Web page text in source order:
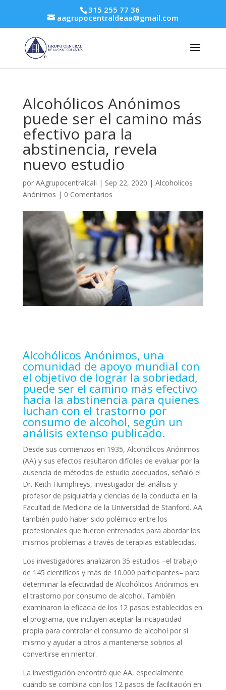
315 255 77 36
aagrupocentraldeaa@gmail.com
Alcohólicos Anónimos
puede ser el camino más
efectivo para la
abstinencia, revela
nuevo estudio
por AAgrupocentralcali | Sep 22, 2020 | Alcoholicos
Anónimos | 0 Comentarios
Alcohólicos Anónimos, una
comunidad de apoyo mundial con
el objetivo de lograr la sobriedad,
puede ser el camino más efectivo
hacia la abstinencia para quienes
luchan con el trastorno por
consumo de alcohol, según un
análisis extenso publicado.
Desde sus comienzos en 1935, Alcohólicos Anónimos
(AA) y sus efectos resultaron difíciles de evaluar por la
ausencia de métodos de estudio adecuados, señaló el
Dr. Keith Humphreys, investigador del análisis y
profesor de psiquiatría y ciencias de la conducta en la
Facultad de Medicina de la Universidad de Stanford. AA
también pudo haber sido polémico entre los
profesionales que fueron entrenados para abordar los
mismos problemas a través de terapias establecidas.
Los investigadores analizaron 35 estudios –el trabajo
de 145 científicos y más de 10.000 participantes– para
determinar la efectividad de Alcohólicos Anónimos en
el trastorno por consumo de alcohol. También
examinaron la eficacia de los 12 pasos establecidos en
el programa, que incluyen aceptar la incapacidad
propia para controlar el consumo de alcohol por sí
mismo y ayudar a otros a mantenerse sobrios al
convertirse en mentor.
La investigación encontró que AA, especialmente
cuando se combina con los 12 pasos de facilitación en